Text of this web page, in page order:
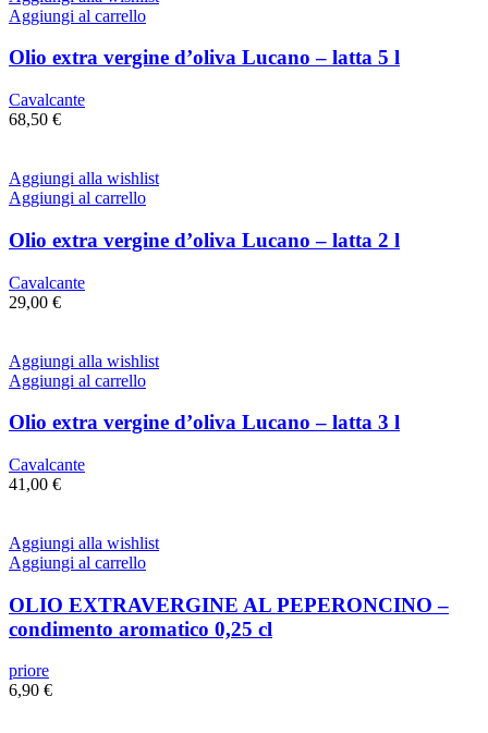
Aggiungi al carrello
Olio extra vergine d’oliva Lucano – latta 5 l
Cavalcante
68,50 €
Aggiungi alla wishlist
Aggiungi al carrello
Olio extra vergine d’oliva Lucano – latta 2 l
Cavalcante
29,00 €
Aggiungi alla wishlist
Aggiungi al carrello
Olio extra vergine d’oliva Lucano – latta 3 l
Cavalcante
41,00 €
Aggiungi alla wishlist
Aggiungi al carrello
OLIO EXTRAVERGINE AL PEPERONCINO –
condimento aromatico 0,25 cl
priore
6,90 €